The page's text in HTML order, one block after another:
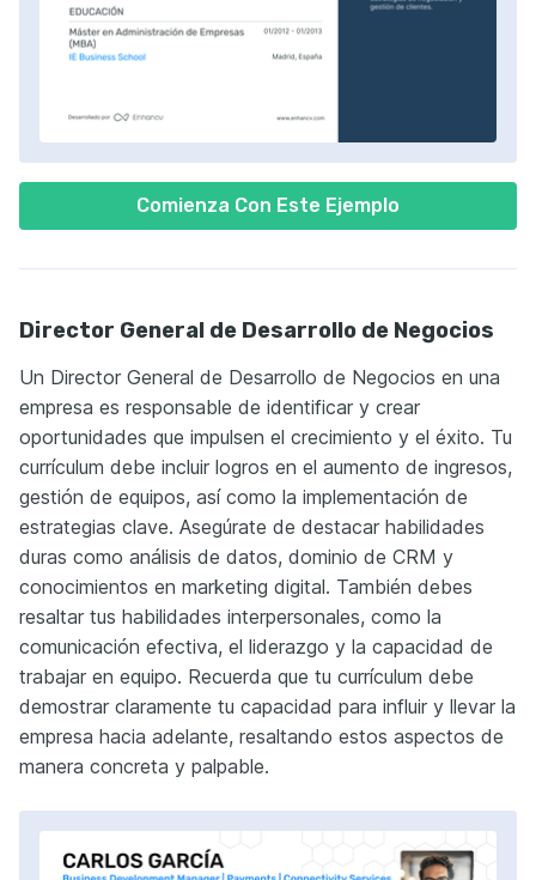
Comienza Con Este Ejemplo
Director General de Desarrollo de Negocios
Un Director General de Desarrollo de Negocios en una
empresa es responsable de identificar y crear
oportunidades que impulsen el crecimiento y el éxito. Tu
currículum debe incluir logros en el aumento de ingresos,
gestión de equipos, así como la implementación de
estrategias clave. Asegúrate de destacar habilidades
duras como análisis de datos, dominio de CRM y
conocimientos en marketing digital. También debes
resaltar tus habilidades interpersonales, como la
comunicación efectiva, el liderazgo y la capacidad de
trabajar en equipo. Recuerda que tu currículum debe
demostrar claramente tu capacidad para influir y llevar la
empresa hacia adelante, resaltando estos aspectos de
manera concreta y palpable.